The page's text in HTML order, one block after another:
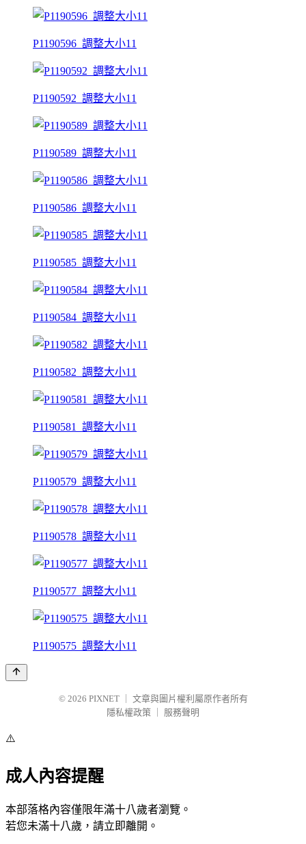
P1190596_調整大小11
P1190592_調整大小11
P1190589_調整大小11
P1190586_調整大小11
P1190585_調整大小11
P1190584_調整大小11
P1190582_調整大小11
P1190581_調整大小11
P1190579_調整大小11
P1190578_調整大小11
P1190577_調整大小11
P1190575_調整大小11
© 2026 PIXNET
文章與圖片權利屬原作者所有
隱私權政策
服務聲明
⚠️
成人內容提醒
本部落格內容僅限年滿十八歲者瀏覽。
若您未滿十八歲，請立即離開。